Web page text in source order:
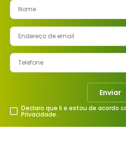
Enviar
Declaro que li e estou de acordo
Privacidade.